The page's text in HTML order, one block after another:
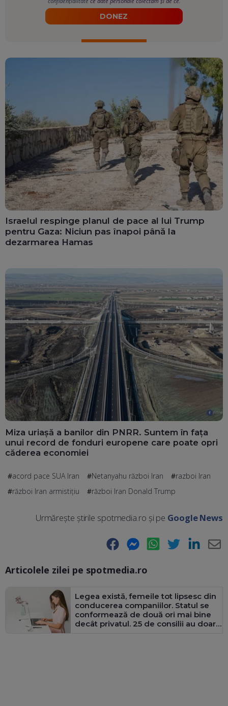
DONEZ
Israelul respinge planul de pace al lui Trump
pentru Gaza: Niciun pas înapoi până la
dezarmarea Hamas
Miza uriașă a banilor din PNRR. Suntem în fața
unui record de fonduri europene care poate opri
căderea economiei
acord pace SUA Iran Netanyahu război Iran
razboi Iran
război Iran armistițiu
război Iran Donald Trump
Urmărește știrile spotmedia.ro și pe Google News
Facebook Messenger WhatsApp Twitter LinkedIn
Articolele zilei pe spotmedia.ro
Legea există, femeile tot lipsesc din
conducerea companiilor. Statul se
conformează de două ori mai bine
decât privatul. 25 de consilii au doar